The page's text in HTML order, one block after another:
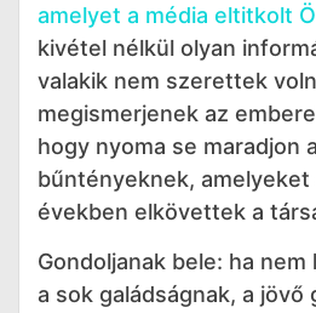
amelyet a média eltitkolt
kivétel nélkül olyan
valakik nem szerettek
megismerjenek az
hogy nyoma se maradjon
bűntényeknek, amelyeket
években elkövettek a
Gondoljanak bele: ha
a sok galádságnak, a jövő